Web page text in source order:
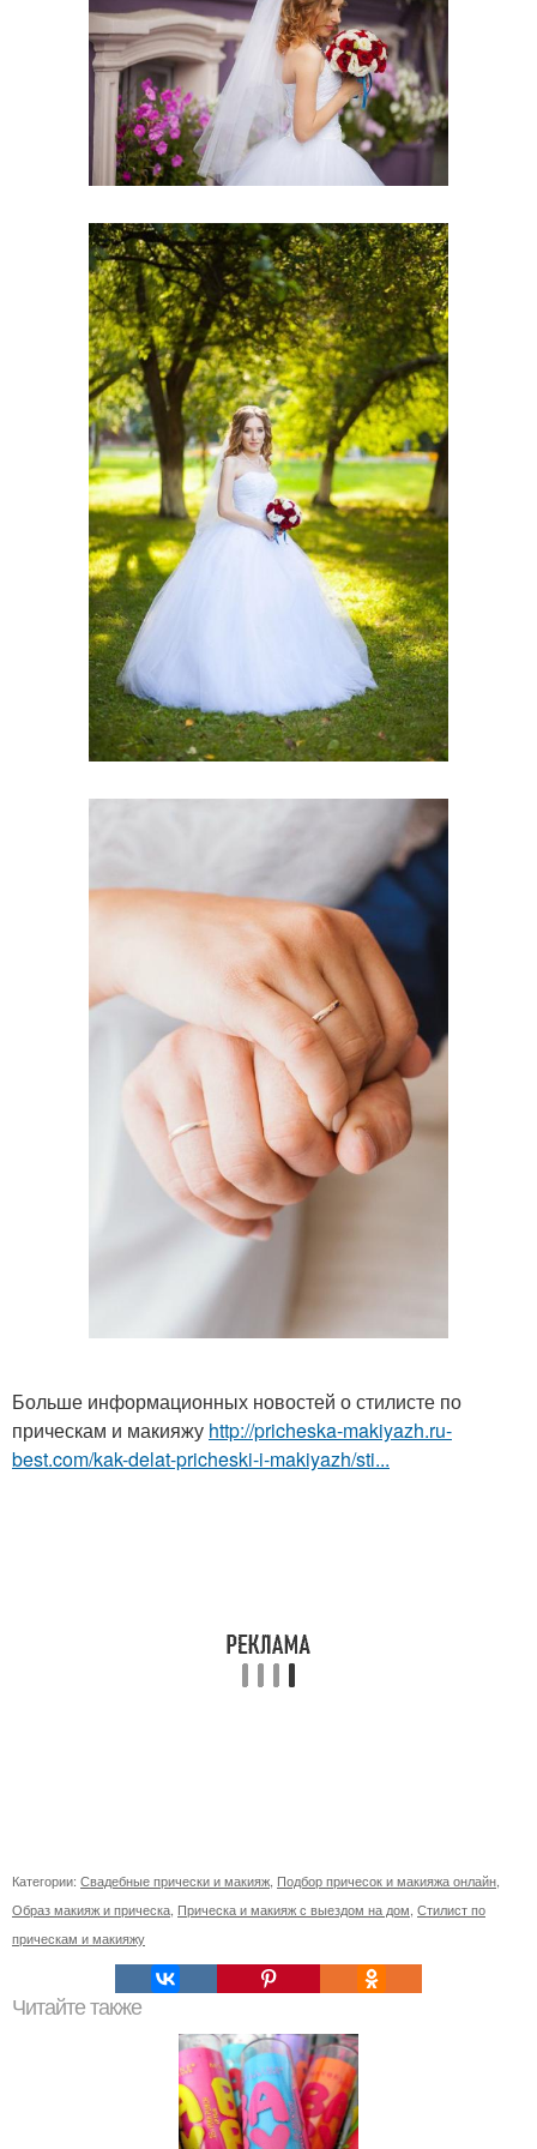
Больше информационных новостей о стилисте по
прическам и макияжу http://pricheska-makiyazh.ru-
best.com/kak-delat-pricheski-i-makiyazh/sti...
Категории: Свадебные прически и макияж Подбор причесок и макияжа онлайн
Образ макияж и прическа Прическа и макияж с выездом на дом Стилист по
прическам и макияжу
Читайте также